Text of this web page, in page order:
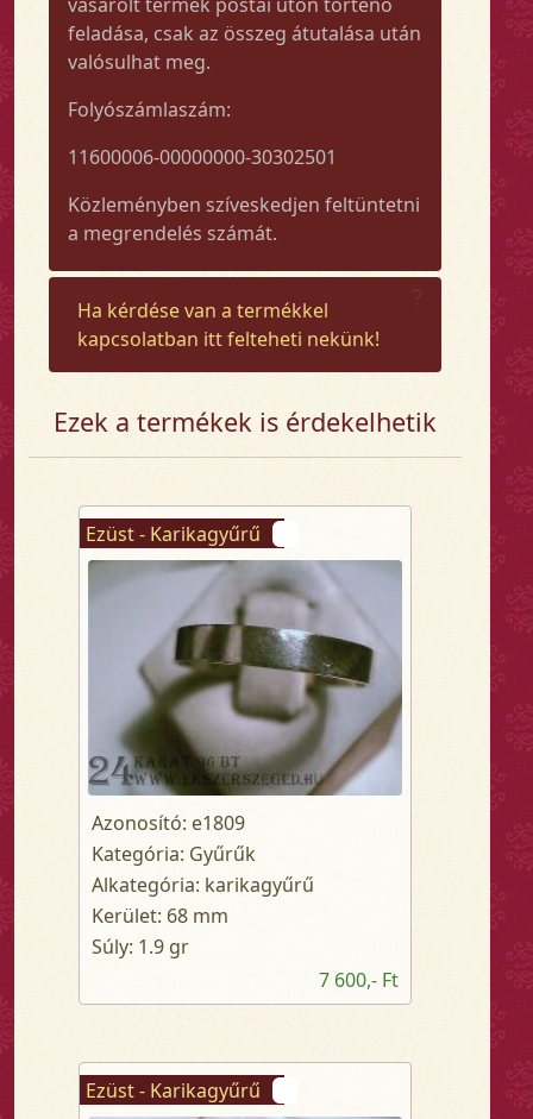
feladása, csak az összeg átutalása után
valósulhat meg.
Folyószámlaszám:
11600006-00000000-30302501
Közleményben szíveskedjen feltüntetni
a megrendelés számát.
Ha kérdése van a termékkel
kapcsolatban itt felteheti nekünk!
Ezek a termékek is érdekelhetik
Ezüst - Karikagyűrű
Azonosító: e1809
Kategória: Gyűrűk
Alkategória: karikagyűrű
Kerület: 68 mm
Súly: 1.9 gr
7 600,- Ft
Ezüst - Karikagyűrű